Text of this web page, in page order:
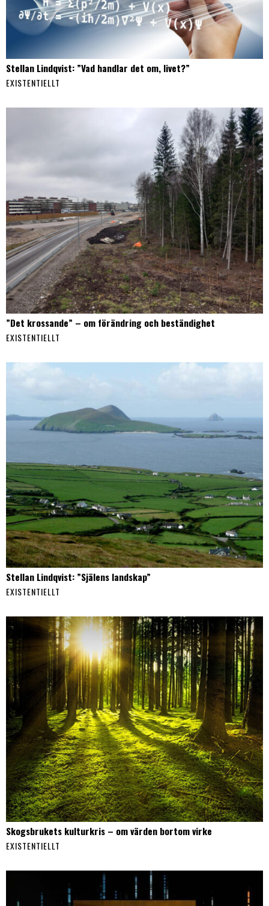
Stellan Lindqvist: ”Vad handlar det om, livet?”
EXISTENTIELLT
”Det krossande” – om förändring och beständighet
EXISTENTIELLT
Stellan Lindqvist: ”Själens landskap”
EXISTENTIELLT
Skogsbrukets kulturkris – om värden bortom virke
EXISTENTIELLT